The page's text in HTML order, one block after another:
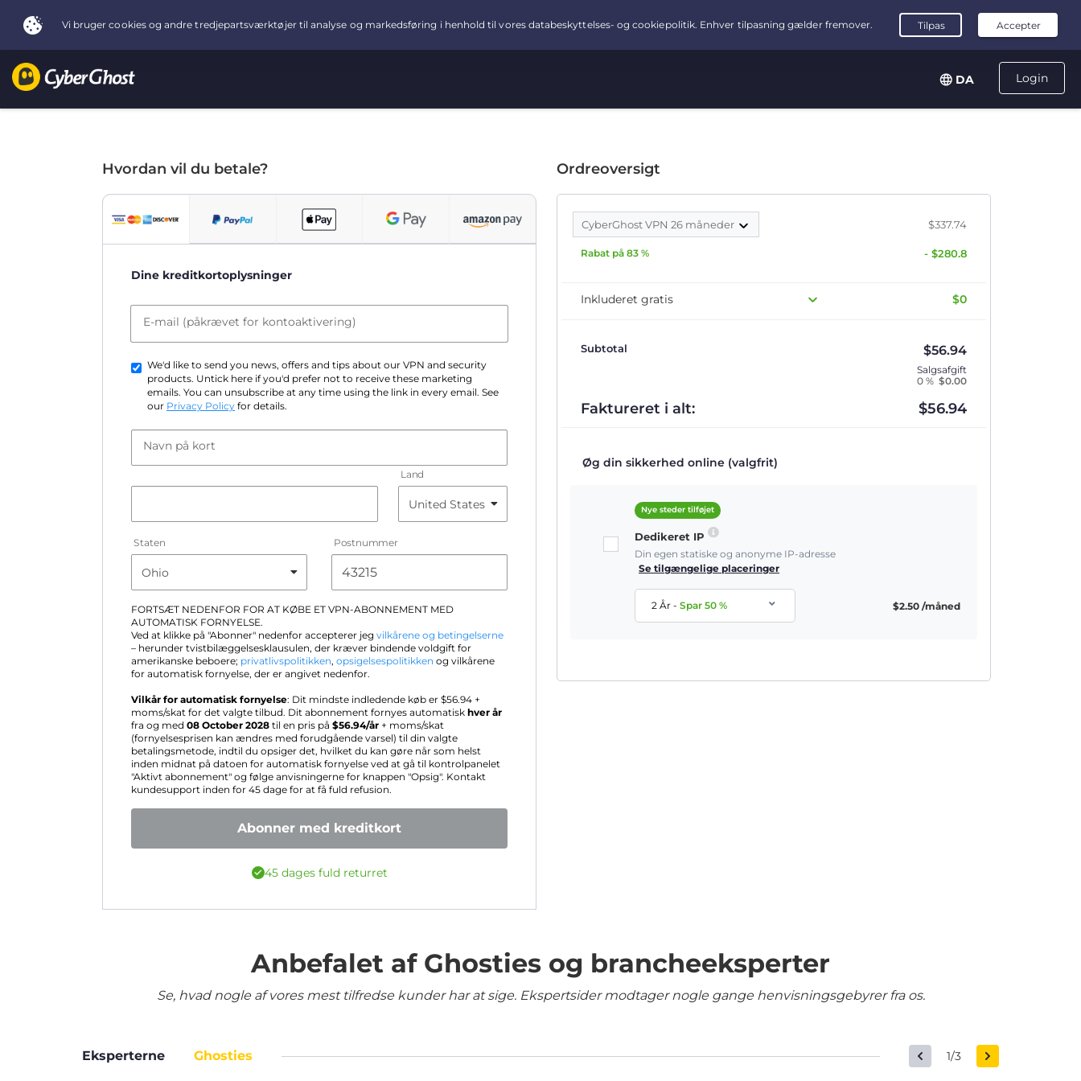
Login
DA
Hvordan vil du betale?
Dine kreditkortoplysninger
E-mail (påkrævet for kontoaktivering)
We'd like to send you news, offers and tips about our VPN and security
products. Untick here if you'd prefer not to receive these marketing
emails. You can unsubscribe at any time using the link in every email. See
our Privacy Policy for details.
Navn på kort
Land
Staten Postnummer
FORTSÆT NEDENFOR FOR AT KØBE ET VPN-ABONNEMENT MED
AUTOMATISK FORNYELSE.
Ved at klikke på "Abonner" nedenfor accepterer jeg vilkårene og betingelserne
– herunder tvistbilæggelsesklausulen, der kræver bindende voldgift for
amerikanske beboere; privatlivspolitikken, opsigelsespolitikken og vilkårene
for automatisk fornyelse, der er angivet nedenfor.
Vilkår for automatisk fornyelse: Dit mindste indledende køb er $56.94 +
moms/skat for det valgte tilbud. Dit abonnement fornyes automatisk hver år
fra og med 08 October 2028 til en pris på $56.94/år + moms/skat
(fornyelsesprisen kan ændres med forudgående varsel) til din valgte
betalingsmetode, indtil du opsiger det, hvilket du kan gøre når som helst
inden midnat på datoen for automatisk fornyelse ved at gå til kontrolpanelet
"Aktivt abonnement" og følge anvisningerne for knappen "Opsig". Kontakt
kundesupport inden for 45 dage for at få fuld refusion.
Abonner med kreditkort
45 dages fuld returret
Ordreoversigt
CyberGhost VPN 26 måneder $337.74
Rabat på 83 % - $280.8
Inkluderet gratis $0
Subtotal $56.94
Salgsafgift
0 % $0.00
Faktureret i alt: $56.94
Øg din sikkerhed online (valgfrit)
Nye steder tilføjet
Dedikeret IP
Din egen statiske og anonyme IP-adresse
Se tilgængelige placeringer
2 År-Spar50 % $2.50 /måned
Anbefalet af Ghosties og brancheeksperter
Se, hvad nogle af vores mest tilfredse kunder har at sige. Ekspertsider modtager nogle gange henvisningsgebyrer fra os.
Eksperterne Ghosties 1/3